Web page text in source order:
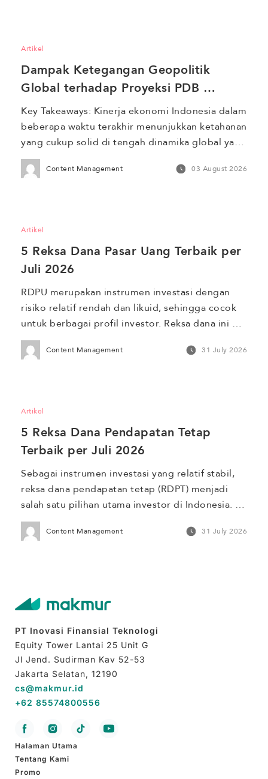
periode tertentu dalam setahun. Efek musiman
sering kali memberikan peluang berharga bagi
[…]
Artikel
Dampak Ketegangan Geopolitik
Global terhadap Proyeksi PDB
Indonesia 2026
Key Takeaways: Kinerja ekonomi Indonesia dalam
beberapa waktu terakhir menunjukkan ketahanan
yang cukup solid di tengah dinamika global yang
tidak menentu. Sepanjang tahun 2025,
pertumbuhan Produk Domestik Bruto (PDB)
seperti perang dagang AS–China. Memasuki
tahun 2026, proyeksi […]
Content Management 03 August 2026
Artikel
5 Reksa Dana Pasar Uang Terbaik per
Juli 2026
RDPU merupakan instrumen investasi dengan
risiko relatif rendah dan likuid, sehingga cocok
untuk berbagai profil investor. Reksa dana ini
100% dialokasikan ke instrumen pasar uang
seperti deposito dan obligasi yang memiliki
lebih tinggi dibanding […]
Content Management 31 July 2026
Artikel
5 Reksa Dana Pendapatan Tetap
Terbaik per Juli 2026
Sebagai instrumen investasi yang relatif stabil,
reksa dana pendapatan tetap (RDPT) menjadi
salah satu pilihan utama investor di Indonesia.
Hal ini tercermin dari Asset Under Management
(AUM) yang mencapai Rp223,37 triliun per Juni
Untuk memastikan […]
Content Management 31 July 2026
PT Inovasi Finansial Teknologi
Equity Tower Lantai 25 Unit G
Jl Jend. Sudirman Kav 52-53
Jakarta Selatan, 12190
cs@makmur.id
+62 85574800556
Halaman Utama
Tentang Kami
Promo